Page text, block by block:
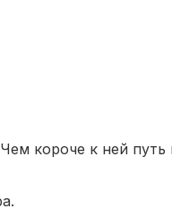
короче к ней